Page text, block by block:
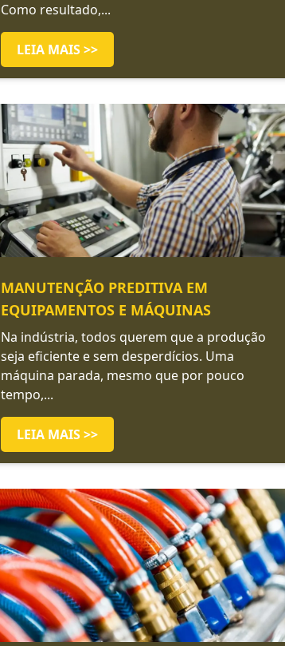
Como resultado,...
LEIA MAIS >>
MANUTENÇÃO PREDITIVA EM
EQUIPAMENTOS E MÁQUINAS
Na indústria, todos querem que a produção
seja eficiente e sem desperdícios. Uma
máquina parada, mesmo que por pouco
tempo,...
LEIA MAIS >>